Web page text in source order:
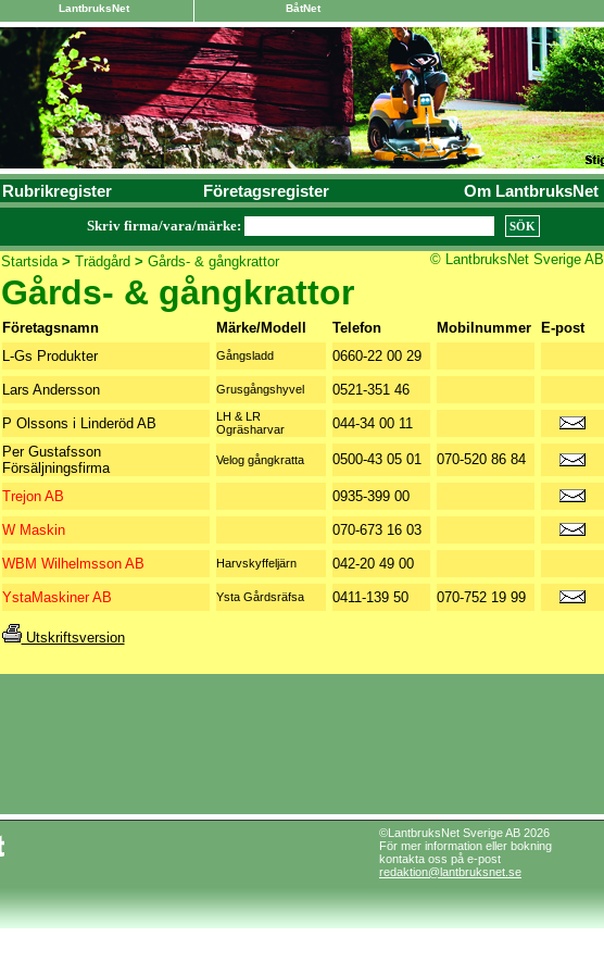
LantbruksNet BåtNet
Rubrikregister Företagsregister Om LantbruksNet
Skriv firma/vara/märke:
Startsida> Trädgård > Gårds- & gångkrattor © LantbruksNet Sverige AB
Gårds- & gångkrattor
Företagsnamn Märke/Modell Telefon Mobilnummer
E-post
L-Gs Produkter
Gångsladd 0660-22 00 29
Lars Andersson Grusgångshyvel 0521-351 46
P Olssons i Linderöd AB
LH & LR
Ogräsharvar
044-34 00 11
Per Gustafsson
Försäljningsfirma
Velog gångkratta 0500-43 05 01 070-520 86 84
Trejon AB 0935-399 00
W Maskin 070-673 16 03
WBM Wilhelmsson AB Harvskyffeljärn 042-20 49 00
YstaMaskiner AB Ysta Gårdsräfsa 0411-139 50 070-752 19 99
Utskriftsversion
©LantbruksNet Sverige AB 2026
För mer information eller bokning
kontakta oss på e-post
redaktion@lantbruksnet.se